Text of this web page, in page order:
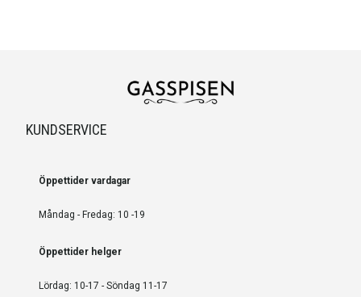
KUNDSERVICE
Öppettider vardagar
Måndag - Fredag: 10 -19
Öppettider helger
Lördag: 10-17 - Söndag 11-17